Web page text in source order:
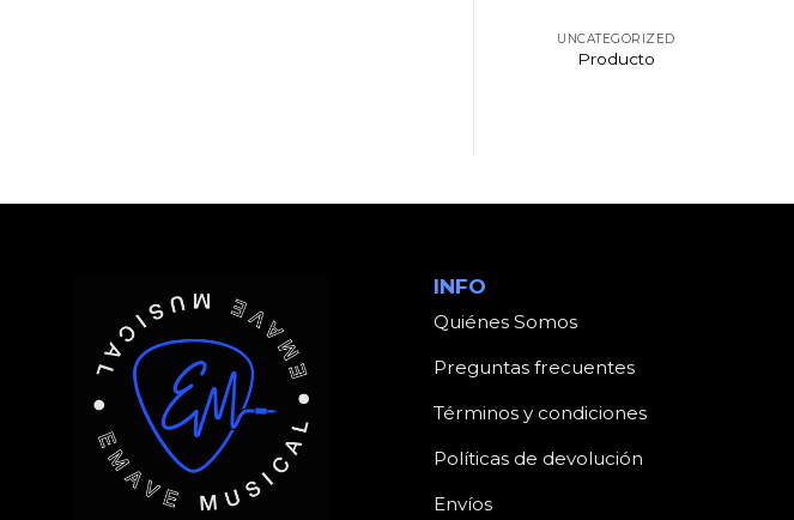
UNCATEGORIZED
Producto
INFO
Quiénes Somos
Preguntas frecuentes
Términos y condiciones
Políticas de devolución
Envíos